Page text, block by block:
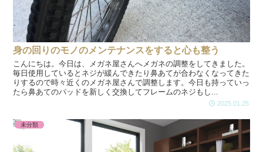
身の回りのモノのメンテナンスをすると心も整う
こんにちは。今日は、メガネ屋さんへメガネの調整をしてきました。
毎日使用しているとネジが緩んできたり鼻あてが合わなくなってきた
りするので時々近くのメガネ屋さんで調整します。今日も持っていっ
たら鼻あてのパッドを新しく交換してフレームのネジもし...
2025.01.25
未分類